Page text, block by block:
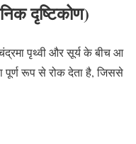
दृष्टिकोण)
पृथ्वी और सूर्य के बीच आ
पूर्ण रूप से रोक देता है, जिससे